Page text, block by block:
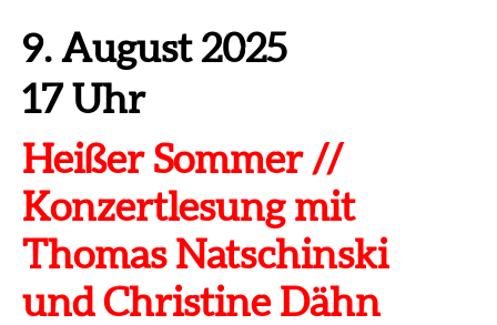
9. August 2025
17 Uhr
Heißer Sommer //
Konzertlesung mit
Thomas Natschinski
und Christine Dähn